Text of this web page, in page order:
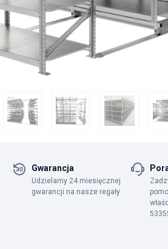
Gwarancja
Udzielamy 24 miesięcznej
gwarancji na nasze regały